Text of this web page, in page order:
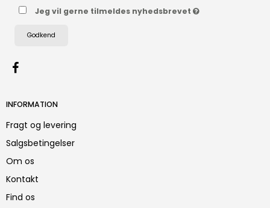
Jeg vil gerne tilmeldes nyhedsbrevet
Godkend
INFORMATION
Fragt og levering
Salgsbetingelser
Om os
Kontakt
Find os